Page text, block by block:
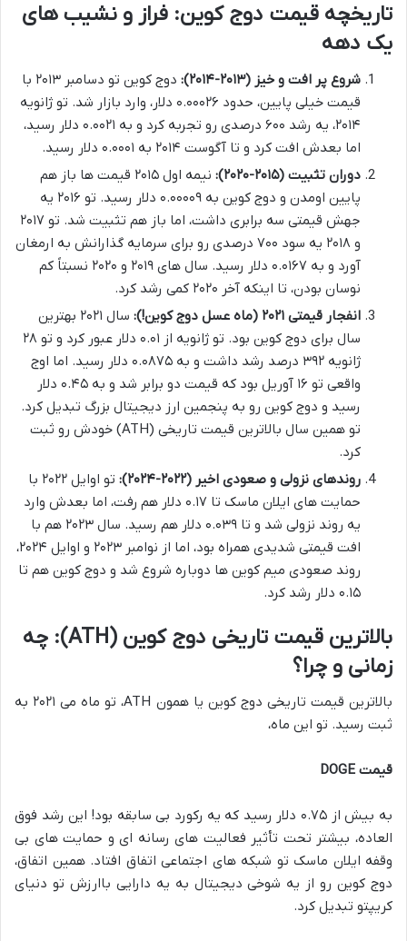
تاریخچه قیمت دوج کوین: فراز و نشیب های
یک دهه
شروع پر افت و خیز (۲۰۱۳-۲۰۱۴):
دوج کوین تو دسامبر ۲۰۱۳ با
قیمت خیلی پایین، حدود ۰.۰۰۰۲۶ دلار، وارد بازار شد. تو ژانویه
۲۰۱۴، یه رشد ۶۰۰ درصدی رو تجربه کرد و به ۰.۰۰۲۱ دلار رسید،
اما بعدش افت کرد و تا آگوست ۲۰۱۴ به ۰.۰۰۰۱ دلار رسید.
دوران تثبیت (۲۰۱۵-۲۰۲۰):
نیمه اول ۲۰۱۵ قیمت ها باز هم
پایین اومدن و دوج کوین به ۰.۰۰۰۰۹ دلار رسید. تو ۲۰۱۶ یه
جهش قیمتی سه برابری داشت، اما باز هم تثبیت شد. تو ۲۰۱۷
و ۲۰۱۸ یه سود ۷۰۰ درصدی رو برای سرمایه گذارانش به ارمغان
آورد و به ۰.۰۱۶۷ دلار رسید. سال های ۲۰۱۹ و ۲۰۲۰ نسبتاً کم
نوسان بودن، تا اینکه آخر ۲۰۲۰ کمی رشد کرد.
انفجار قیمتی ۲۰۲۱ (ماه عسل دوج کوین!):
سال ۲۰۲۱ بهترین
سال برای دوج کوین بود. تو ژانویه از ۰.۰۱ دلار عبور کرد و تو ۲۸
ژانویه ۳۹۲ درصد رشد داشت و به ۰.۰۸۷۵ دلار رسید. اما اوج
واقعی تو ۱۶ آوریل بود که قیمت دو برابر شد و به ۰.۴۵ دلار
رسید و دوج کوین رو به پنجمین ارز دیجیتال بزرگ تبدیل کرد.
تو همین سال بالاترین قیمت تاریخی (ATH) خودش رو ثبت
کرد.
روندهای نزولی و صعودی اخیر (۲۰۲۲-۲۰۲۴):
تو اوایل ۲۰۲۲ با
حمایت های ایلان ماسک تا ۰.۱۷ دلار هم رفت، اما بعدش وارد
یه روند نزولی شد و تا ۰.۰۳۹ دلار هم رسید. سال ۲۰۲۳ هم با
افت قیمتی شدیدی همراه بود، اما از نوامبر ۲۰۲۳ و اوایل ۲۰۲۴،
روند صعودی میم کوین ها دوباره شروع شد و دوج کوین هم تا
۰.۱۵ دلار رشد کرد.
بالاترین قیمت تاریخی دوج کوین (ATH): چه
زمانی و چرا؟
بالاترین قیمت تاریخی دوج کوین یا همون ATH، تو ماه می ۲۰۲۱ به
ثبت رسید. تو این ماه،
قیمت DOGE
به بیش از ۰.۷۵ دلار رسید که یه رکورد بی سابقه بود! این رشد فوق
العاده، بیشتر تحت تأثیر فعالیت های رسانه ای و حمایت های بی
وقفه ایلان ماسک تو شبکه های اجتماعی اتفاق افتاد. همین اتفاق،
دوج کوین رو از یه شوخی دیجیتال به یه دارایی باارزش تو دنیای
کریپتو تبدیل کرد.